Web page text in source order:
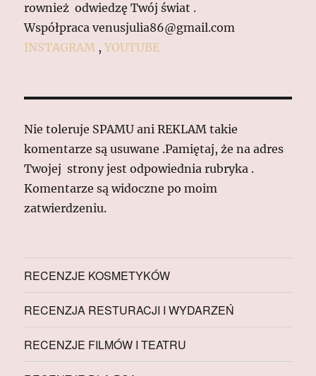
rownież odwiedzę Twój świat .
Współpraca venusjulia86@gmail.com
INSTAGRAM ,YOUTUBE
Nie toleruje SPAMU ani REKLAM takie
komentarze są usuwane .Pamiętaj, że na adres
Twojej strony jest odpowiednia rubryka .
Komentarze są widoczne po moim
zatwierdzeniu.
RECENZJE KOSMETYKÓW
RECENZJA RESTURACJI I WYDARZEŃ
RECENZJE FILMÓW I TEATRU